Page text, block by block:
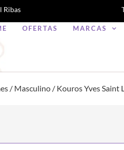
Ribas
OFERTAS MARCAS
/ Masculino/ Kouros Yves Saint